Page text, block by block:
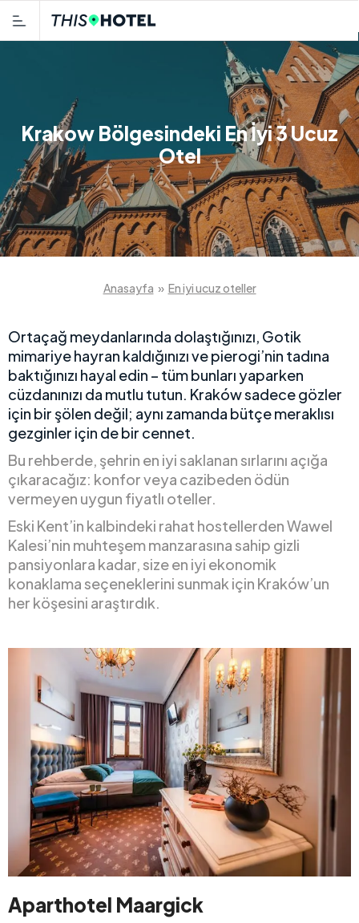
Krakow Bölgesindeki En İyi 3 Ucuz
Otel
Anasayfa » En iyi ucuz oteller
Ortaçağ meydanlarında dolaştığınızı, Gotik
mimariye hayran kaldığınızı ve pierogi’nin tadına
baktığınızı hayal edin – tüm bunları yaparken
cüzdanınızı da mutlu tutun. Kraków sadece gözler
için bir şölen değil; aynı zamanda bütçe meraklısı
gezginler için de bir cennet.
Bu rehberde, şehrin en iyi saklanan sırlarını açığa
çıkaracağız: konfor veya cazibeden ödün
vermeyen uygun fiyatlı oteller.
Eski Kent’in kalbindeki rahat hostellerden Wawel
Kalesi’nin muhteşem manzarasına sahip gizli
pansiyonlara kadar, size en iyi ekonomik
konaklama seçeneklerini sunmak için Kraków’un
her köşesini araştırdık.
Aparthotel Maargick